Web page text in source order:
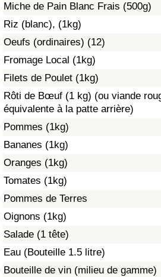
Miche de Pain Blanc Frais (500g)
Riz (blanc), (1kg)
Oeufs (ordinaires) (12)
Fromage Local (1kg)
Filets de Poulet (1kg)
Rôti de Bœuf (1 kg) (ou viande
équivalente à la patte arrière)
Pommes (1kg)
Bananes (1kg)
Oranges (1kg)
Tomates (1kg)
Pommes de Terres
Oignons (1kg)
Salade (1 tête)
Eau (Bouteille 1.5 litre)
Bouteille de vin (milieu de gamme)
Indice des soins de santé (Actuel)
Indice des soins de santé
Indice des soins de santé par
Pollution
Indice de pollution
Indice de Pollution par Pays
Trafic
Indice de Trafic